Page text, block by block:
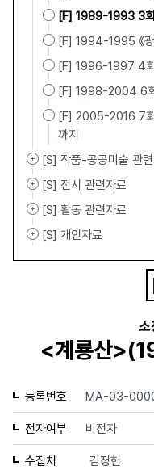
[F] 1989-1993 3회
[F] 1994-1995 《광
[F] 1996-1997 4회
[F] 1998-2004 6회
[F] 2005-2016 7회
까지
[S] 작품-공공미술 관
[S] 전시 관련자료
[S] 활동 관련자료
[S] 개인자료
소
<계룡산
등록번호 MA-03-
전자여부 비전자
수집처 김정헌